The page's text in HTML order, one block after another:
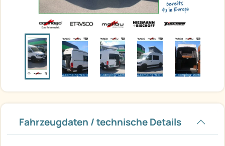
Fahrzeugdaten / technische Details